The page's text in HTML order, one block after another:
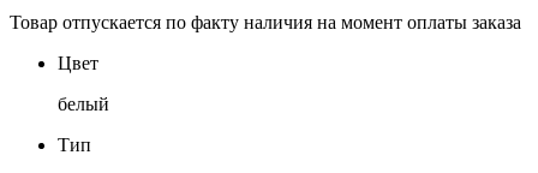
Товар отпускается по факту наличия на момент оплаты заказа
Цвет
белый
Тип